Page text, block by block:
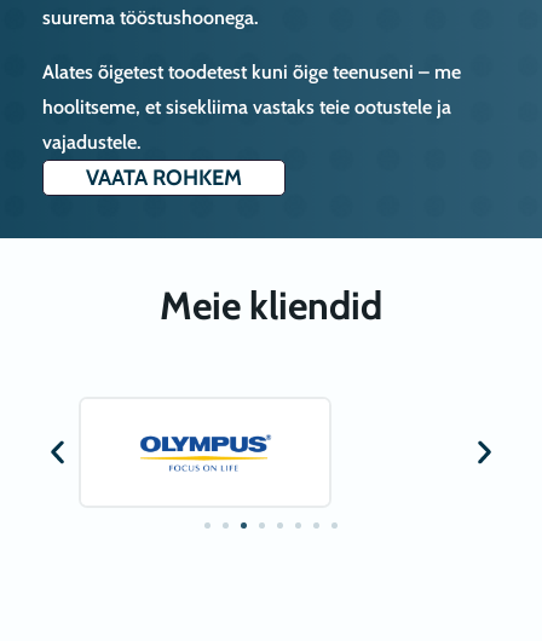
suurema tööstushoonega.
Alates õigetest toodetest kuni õige teenuseni – me
hoolitseme, et sisekliima vastaks teie ootustele ja
vajadustele.
VAATA ROHKEM
Meie kliendid